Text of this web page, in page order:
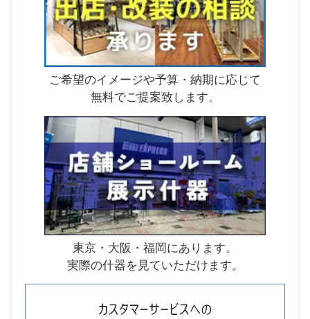
ご希望のイメージや予算・納期に応じて
無料でご提案致します。
東京・大阪・福岡にあります。
実際の什器を見ていただけます。